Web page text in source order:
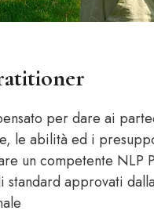
per dare ai
le abilità ed i
un competente NLP
standard approvati